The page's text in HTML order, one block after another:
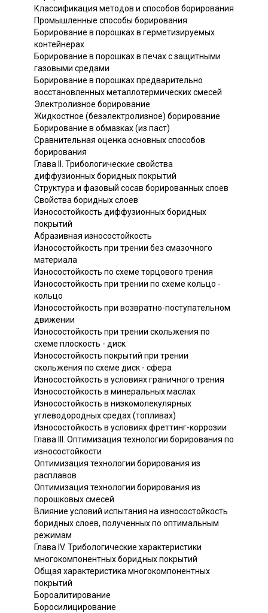
Классификация методов и способов борирования
Промышленные способы борирования
Борирование в порошках в герметизируемых
контейнерах
Борирование в порошках в печах с защитными
газовыми средами
Борирование в порошках предварительно
восстановленных металлотермических смесей
Электролизное борирование
Жидкостное (безэлектролизное) борирование
Борирование в обмазках (из паст)
Сравнительная оценка основных способов
борирования
Глава II. Трибологические свойства
диффузионных боридных покрытий
Структура и фазовый сосав борированных слоев
Свойства боридных слоев
Износостойкость диффузионных боридных
покрытий
Абразивная износостойкость
Износостойкость при трении без смазочного
материала
Износостойкость по схеме торцового трения
Износостойкость при трении по схеме кольцо -
кольцо
Износостойкость при возвратно-поступательном
движении
Износостойкость при трении скольжения по
схеме плоскость - диск
Износостойкость покрытий при трении
скольжения по схеме диск - сфера
Износостойкость в условиях граничного трения
Износостойкость в минеральных маслах
Износостойкость в низкомолекулярных
углеводородных средах (топливах)
Износостойкость в условиях фреттинг-коррозии
Глава III. Оптимизация технологии борирования по
износостойкости
Оптимизация технологии борирования из
расплавов
Оптимизация технологии борирования из
порошковых смесей
Влияние условий испытания на износостойкость
боридных слоев, полученных по оптимальным
режимам
Глава IV. Трибологические характеристики
многокомпонентных боридных покрытий
Общая характеристика многокомпонентных
покрытий
Бороалитирование
Боросилицирование